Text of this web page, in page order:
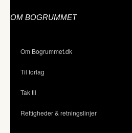
OM BOGRUMMET
Om Bogrummet.dk
Til forlag
Tak til
Rettigheder & retningslinjer